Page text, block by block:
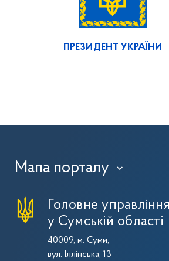
ПРЕЗИДЕНТ УКРАЇНИ
Мапа порталу ›
Головне
у Сумській області
40009, м. Суми,
вул. Іллінська, 13